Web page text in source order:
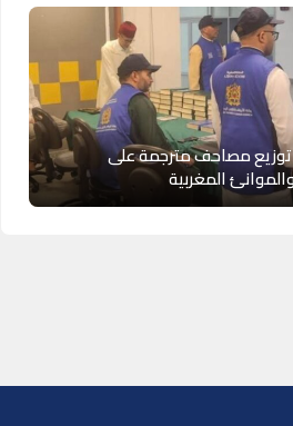
توزيع مصاحف مترجمة على
المغربية